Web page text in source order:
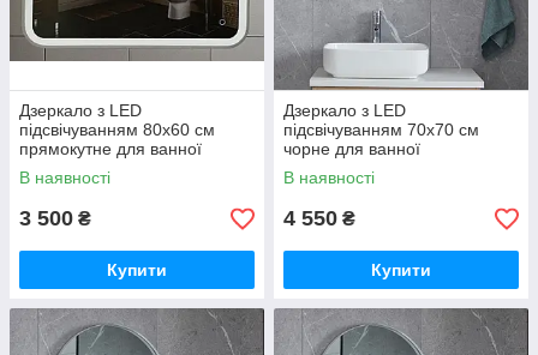
Дзеркало з LED
підсвічуванням 80х60 см
прямокутне для ванної
кімнати 161
В наявності
3 500 ₴
Купити
Дзеркало з LED
підсвічуванням 70х70 см
чорне для ванної
В наявності
4 550 ₴
Купити